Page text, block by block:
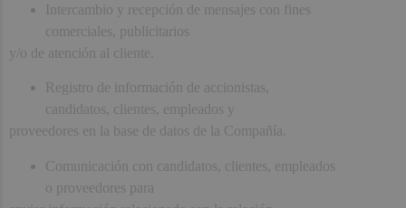
Intercambio y recepción de mensajes con fines
comerciales, publicitarios
y/o de atención al cliente.
Registro de información de accionistas,
candidatos, clientes, empleados y
proveedores en la base de datos de la Compañía.
Comunicación con candidatos, clientes, empleados
o proveedores para